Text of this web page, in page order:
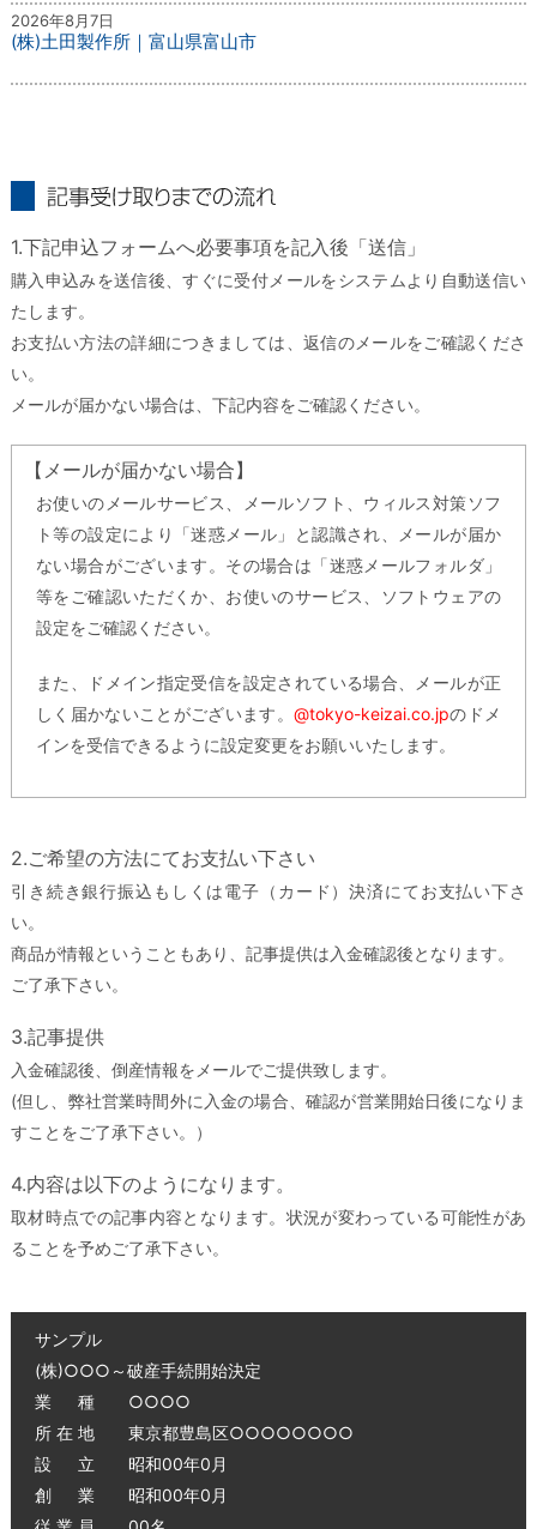
2026年8月7日
(株)土田製作所｜富山県富山市
1.下記申込フォームへ必要事項を記入後「送信」
購入申込みを送信後、すぐに受付メールをシステムより自動送信い
たします。
お支払い方法の詳細につきましては、返信のメールをご確認くださ
い。
メールが届かない場合は、下記内容をご確認ください。
【メールが届かない場合】
お使いのメールサービス、メールソフト、ウィルス対策ソフ
ト等の設定により「迷惑メール」と認識され、メールが届か
ない場合がございます。その場合は「迷惑メールフォルダ」
等をご確認いただくか、お使いのサービス、ソフトウェアの
設定をご確認ください。
また、ドメイン指定受信を設定されている場合、メールが正
しく届かないことがございます。@tokyo-keizai.co.jpのドメ
インを受信できるように設定変更をお願いいたします。
2.ご希望の方法にてお支払い下さい
引き続き銀行振込もしくは電子（カード）決済にてお支払い下さ
い。
商品が情報ということもあり、記事提供は入金確認後となります。
ご了承下さい。
3.記事提供
入金確認後、倒産情報をメールでご提供致します。
(但し、弊社営業時間外に入金の場合、確認が営業開始日後になりま
すことをご了承下さい。）
4.内容は以下のようになります。
取材時点での記事内容となります。状況が変わっている可能性があ
ることを予めご了承下さい。
サンプル
(株)○○○～破産手続開始決定
業 種 ○○○○
所 在 地 東京都豊島区○○○○○○○○
設 立 昭和00年0月
創 業 昭和00年0月